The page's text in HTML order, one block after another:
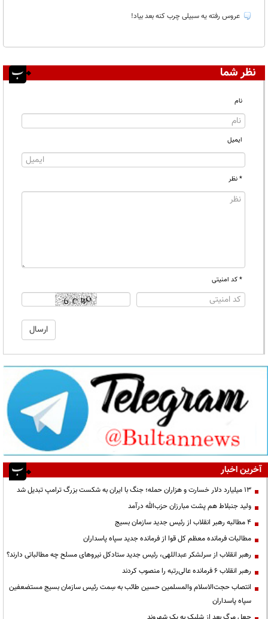
عروس رفته یه سبیلی چرب کنه بعد بیاد!
نظر شما
نام
ایمیل
* نظر
* کد امنیتی
آخرین اخبار
۱۳ میلیارد دلار خسارت و هزاران حمله؛ جنگ با ایران به شکست بزرگ ترامپ تبدیل شد
ولید جنبلاط هم پشت مبارزان حزب‌الله درآمد
۴ مطالبه رهبر انقلاب از رئیس جدید سازمان بسیج
مطالبات فرمانده معظم کل قوا از فرمانده جدید سپاه پاسداران
رهبر انقلاب از سرلشکر عبداللهی، رئیس جدید ستادکل نیروهای مسلح چه مطالباتی دارند؟
رهبر انقلاب ۶ فرمانده عالی‌رتبه را منصوب کردند
انتصاب حجت‌الاسلام ‌والمسلمین حسین طائب به سِمت رئیس سازمان بسیج مستضعفین
سپاه پاسداران